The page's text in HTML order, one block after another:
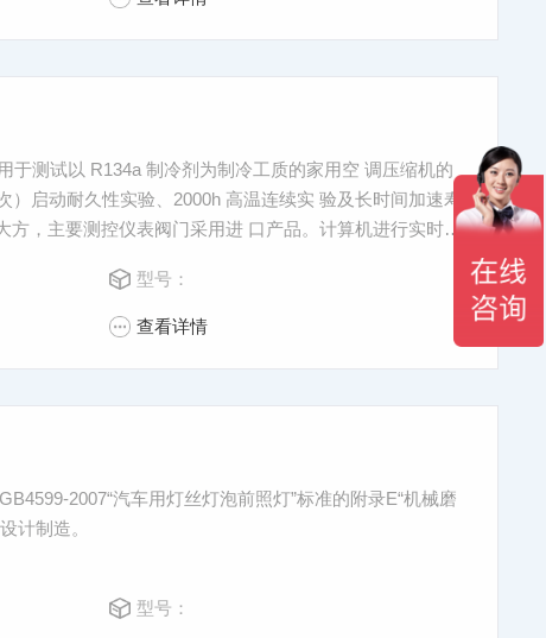
于测试以 R134a 制冷剂为制冷工质的家用空 调压缩机的
）启动耐久性实验、2000h 高温连续实 验及长时间加速寿
方，主要测控仪表阀门采用进 口产品。计算机进行实时数
型号：
查看详情
2007“汽车用灯丝灯泡前照灯”标准的附录E“机械磨
计制造。
型号：